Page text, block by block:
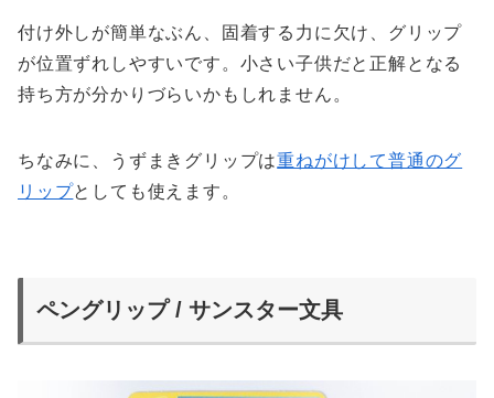
付け外しが簡単なぶん、固着する力に欠け、グリップ
が位置ずれしやすいです。小さい子供だと正解となる
持ち方が分かりづらいかもしれません。
ちなみに、うずまきグリップは重ねがけして普通のグ
リップとしても使えます。
ペングリップ / サンスター文具